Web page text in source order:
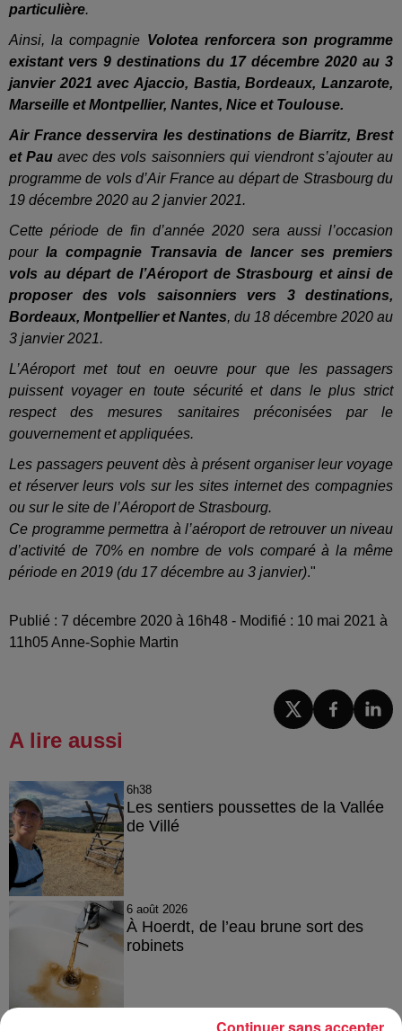
particulière.
Ainsi, la compagnie Volotea renforcera son programme
existant vers 9 destinations du 17 décembre 2020 au 3
janvier 2021 avec Ajaccio, Bastia, Bordeaux, Lanzarote,
Marseille et Montpellier, Nantes, Nice et Toulouse.
Air France desservira les destinations de Biarritz, Brest
et Pau avec des vols saisonniers qui viendront s’ajouter au
programme de vols d’Air France au départ de Strasbourg du
19 décembre 2020 au 2 janvier 2021.
Cette période de fin d’année 2020 sera aussi l’occasion
pourla compagnie Transavia de lancer ses premiers
vols au départ de l’Aéroport de Strasbourg et ainsi de
proposer des vols saisonniers vers 3 destinations,
Bordeaux, Montpellier et Nantes, du 18 décembre 2020 au
3 janvier 2021.
L’Aéroport met tout en oeuvre pour que les passagers
puissent voyager en toute sécurité et dans le plus strict
respect des mesures sanitaires préconisées par le
gouvernement et appliquées.
Les passagers peuvent dès à présent organiser leur voyage
et réserver leurs vols sur les sites internet des compagnies
ou sur le site de l’Aéroport de Strasbourg.
Ce programme permettra à l’aéroport de retrouver un niveau
d’activité de 70% en nombre de vols comparé à la même
période en 2019 (du 17 décembre au 3 janvier)."
Publié : 7 décembre 2020 à 16h48 - Modifié : 10 mai 2021 à
11h05 Anne-Sophie Martin
A lire aussi
6h38
Les sentiers poussettes de la Vallée
de Villé
6 août 2026
À Hoerdt, de l’eau brune sort des
robinets
Continuer sans accepter